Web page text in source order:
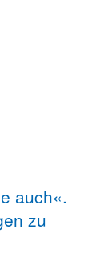
auch«.
zu